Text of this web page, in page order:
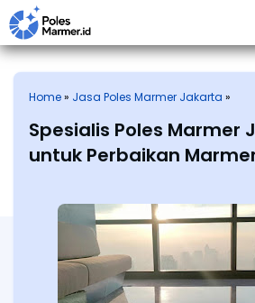
Home» Jasa Poles Marmer Jakarta »
Spesialis Poles Marmer
untuk Perbaikan